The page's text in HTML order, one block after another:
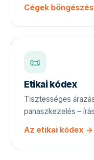
Cégek
📜
Etikai kódex
Tisztességes
panaszkezelés –
Az etikai kódex →